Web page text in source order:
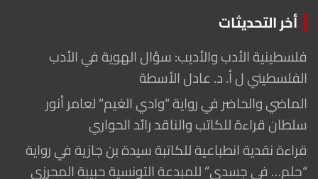
أخر التحديثات
فلسطينية الأدب والأديب: سؤال الهوية في الأدب
الفلسطيني ل أ. د. عادل الأسطة
الماضي والحاضر في رواية “وادي الغيم” لعامر أنور
سلطان قراءة للكاتب والناقد رائد الحواري
قراءة نقدية انطباعية للكاتبة سيدة بن جازية في رواية
“حلم… في جسدي” للمبدعة التونسية حبيبة المحرزي